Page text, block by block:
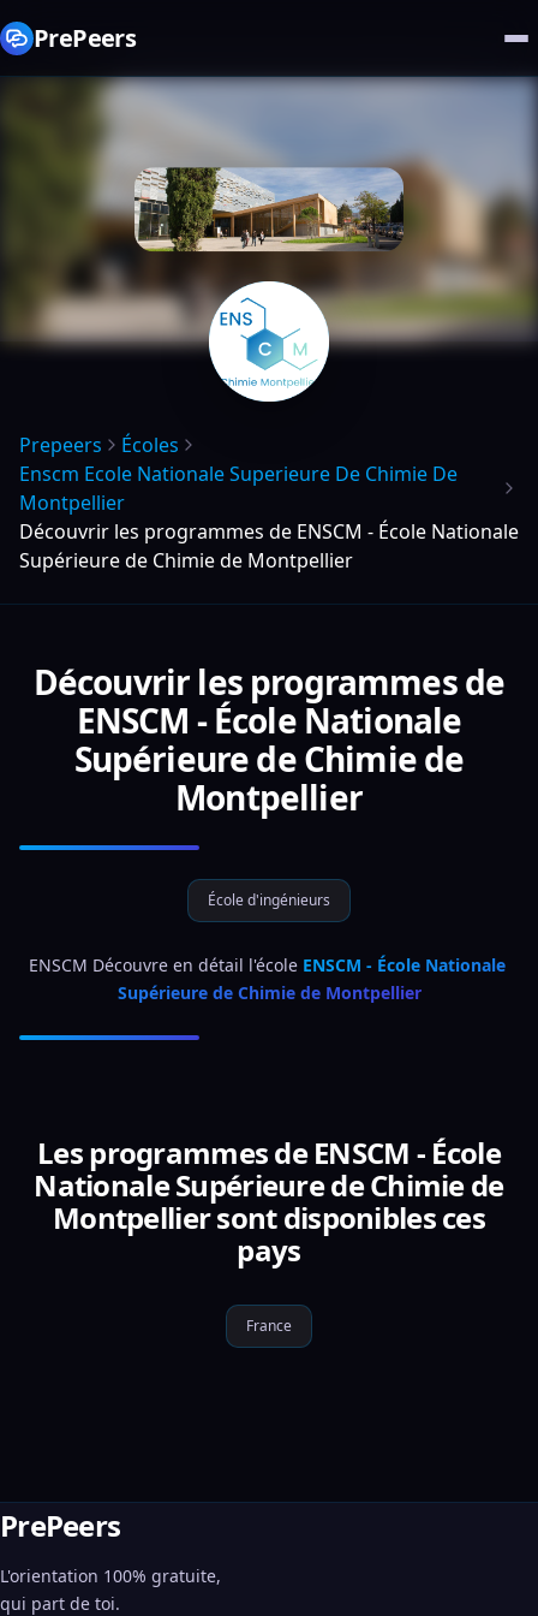
PrePeers
Prepeers
Écoles
Enscm Ecole Nationale Superieure De Chimie De
Montpellier
Découvrir les programmes de ENSCM - École Nationale
Supérieure de Chimie de Montpellier
Découvrir les programmes de
ENSCM - École Nationale
Supérieure de Chimie de
Montpellier
École d'ingénieurs
ENSCM Découvre en détail l'école ENSCM - École Nationale
Supérieure de Chimie de Montpellier
Les programmes de ENSCM - École
Nationale Supérieure de Chimie de
Montpellier sont disponibles ces
pays
France
PrePeers
L'orientation 100% gratuite,
qui part de toi.